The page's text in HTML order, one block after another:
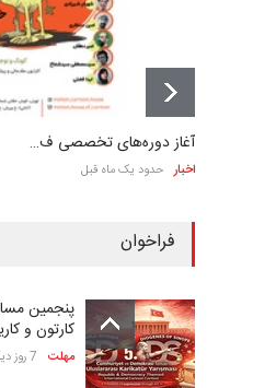
آغاز دوره‌های تخصصی ف…
اخبار حدود یک ماه قبل
فراخوان
پنجمین
کارتون و
مهلت 7 روز دیگر